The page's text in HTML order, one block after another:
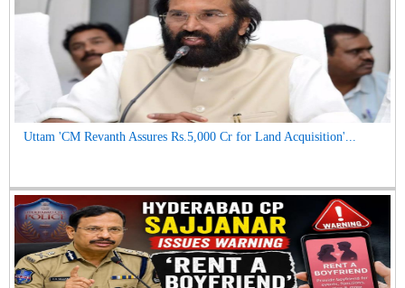
Uttam 'CM Revanth Assures Rs.5,000 Cr for Land Acquisition'...